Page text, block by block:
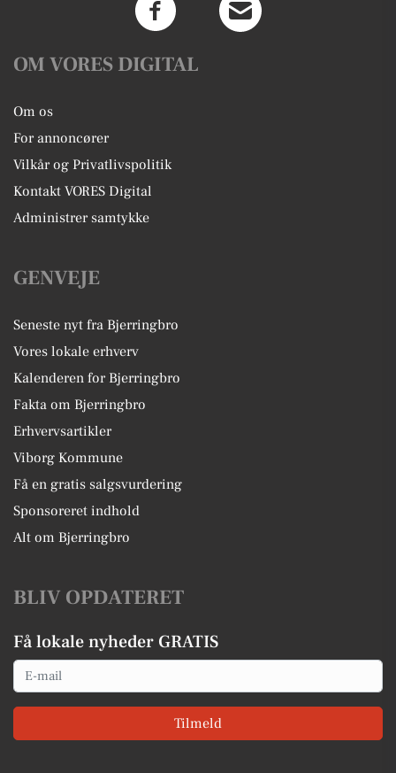
OM VORES DIGITAL
Om os
For annoncører
Vilkår og Privatlivspolitik
Kontakt VORES Digital
Administrer samtykke
GENVEJE
Seneste nyt fra Bjerringbro
Vores lokale erhverv
Kalenderen for Bjerringbro
Fakta om Bjerringbro
Erhvervsartikler
Viborg Kommune
Få en gratis salgsvurdering
Sponsoreret indhold
Alt om Bjerringbro
BLIV OPDATERET
Få lokale nyheder GRATIS
Email
Tilmeld